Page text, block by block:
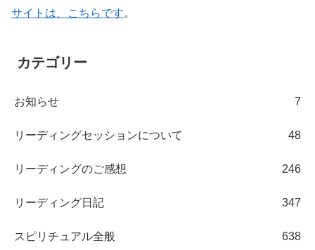
サイトは、こちらです。
カテゴリー
お知らせ 7
リーディングセッションについて 48
リーディングのご感想 246
リーディング日記 347
スピリチュアル全般 638